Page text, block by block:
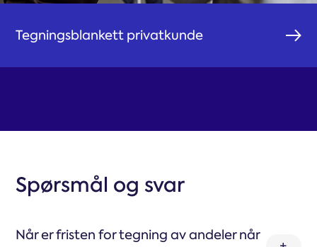
Tegningsblankett privatkunde
Spørsmål og svar
Når er fristen for tegning av andeler når